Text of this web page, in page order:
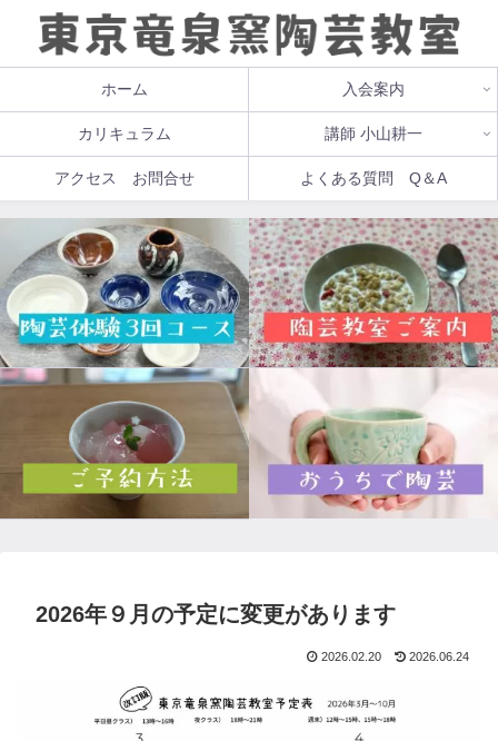
ホーム 入会案内
カリキュラム 講師 小山耕一
アクセス お問合せ よくある質問 Q＆A
2026年９月の予定に変更があります
2026.02.20 2026.06.24